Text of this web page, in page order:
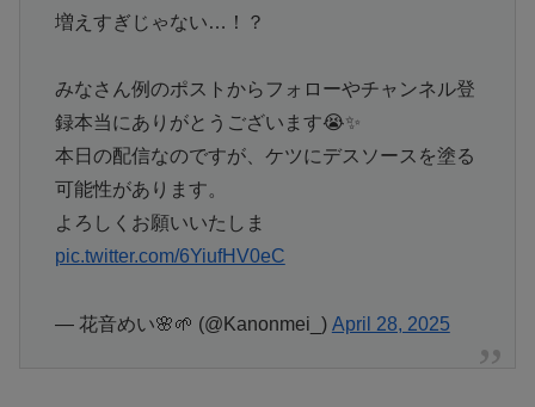
増えすぎじゃない…！？
みなさん例のポストからフォローやチャンネル登
録本当にありがとうございます😭✨
本日の配信なのですが、ケツにデスソースを塗る
可能性があります。
よろしくお願いいたしま
pic.twitter.com/6YiufHV0eC
— 花音めい🌸🌱 (@Kanonmei_) April 28, 2025